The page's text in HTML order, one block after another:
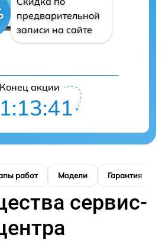
предварительной
записи на сайте
Конец акции
работ Модели Гарантия
сервис-